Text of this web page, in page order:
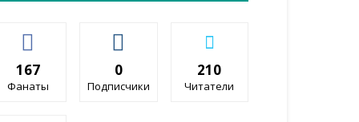
167
Фанаты
0
Подписчики
210
Читатели